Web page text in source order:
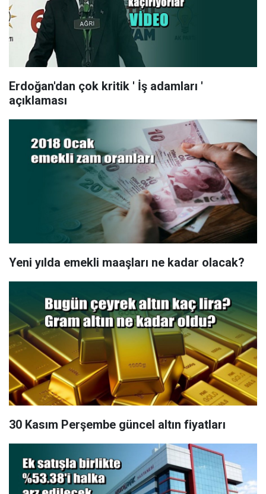
Erdoğan'dan çok kritik ' İş adamları '
açıklaması
Yeni yılda emekli maaşları ne kadar olacak?
30 Kasım Perşembe güncel altın fiyatları